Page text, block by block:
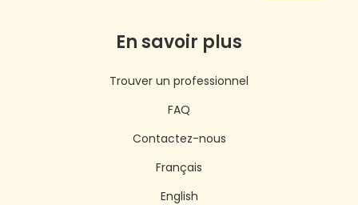
En savoir plus
Trouver un professionnel
FAQ
Contactez-nous
Français
English